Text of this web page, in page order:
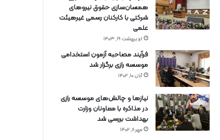
همسان‌سازی حقوق نیروهای
شرکتی با کارکنان رسمی غیرهیئت
علمی
اردیبهشت ۱۹, ۱۴۰۳
فرآیند مصاحبه آزمون استخدامی
موسسه رازی برگزار شد
آبان ۱۰, ۱۴۰۲
نیازها و چالش‌های موسسه رازی
در مذاکره با معاونان وزارت
بهداشت بررسی شد
مهر ۸, ۱۴۰۲